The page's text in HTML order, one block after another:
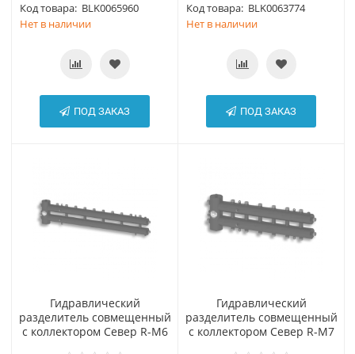
Код товара: BLK0065960
Нет в наличии
ПОД ЗАКАЗ
Код товара: BLK0063774
Нет в наличии
ПОД ЗАКАЗ
Гидравлический
разделитель совмещенный
с коллектором Север R-М6
Гидравлический
разделитель совмещенный
с коллектором Север R-М7